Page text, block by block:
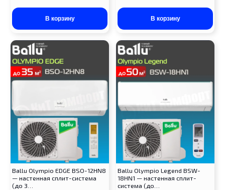
В корзину В корзину
Ballu Olympio EDGE BSO-12HN8
— настенная сплит-система
(до 3…
Ballu Olympio Legend BSW-
18HN1 — настенная сплит-
система (до…